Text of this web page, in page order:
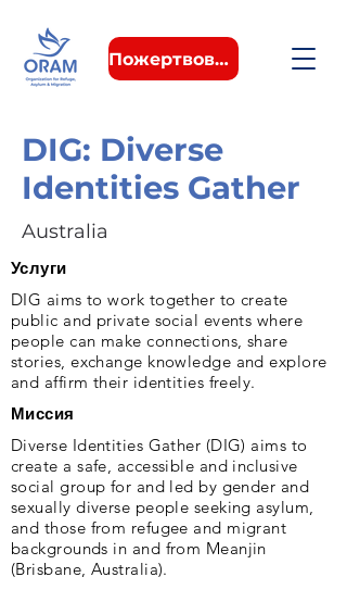
Пожертвовать
DIG: Diverse
Identities Gather
Australia
Услуги
DIG aims to work together to create
public and private social events where
people can make connections, share
stories, exchange knowledge and explore
and affirm their identities freely.
Миссия
Diverse Identities Gather (DIG) aims to
create a safe, accessible and inclusive
social group for and led by gender and
sexually diverse people seeking asylum,
and those from refugee and migrant
backgrounds in and from Meanjin
(Brisbane, Australia).